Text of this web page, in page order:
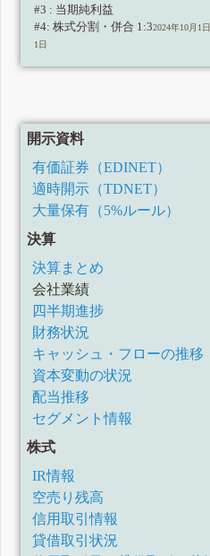
#3 : 当期純利益
#4: 株式分割・併合 1:32024年10月1日
1日
開示資料
有価証券（EDINET）
適時開示（TDNET）
大量保有（5%ルール）
決算
決算まとめ
会社業績
四半期進捗
財務状況
キャッシュ・フローの推移
資本変動の状況
配当推移
セグメント情報
株式
IR情報
空売り残高
信用取引情報
貸借取引状況